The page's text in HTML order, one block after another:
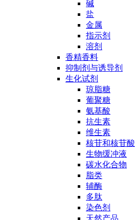
碱
盐
金属
指示剂
溶剂
香精香料
抑制剂与诱导剂
生化试剂
琼脂糖
葡聚糖
氨基酸
抗生素
维生素
核苷和核苷酸
生物缓冲液
碳水化合物
脂类
辅酶
多肽
染色剂
天然产品